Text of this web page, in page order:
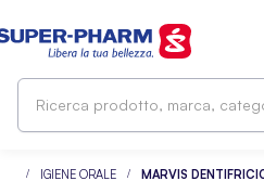
IGIENE ORALE MARVIS